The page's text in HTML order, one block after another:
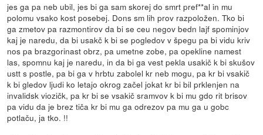
jes ga pa neb ubil, jes bi ga sam skorej do smrt pref**al in mu
polomu vsako kost posebej. Dons sm lih prov razpoložen. Tko bi
ga zmetov pa razmontirov da bi se ceu negov bedn lajf spominjov
kaj je naredu, da bi usakč k bi se pogledov v špegu pa bi vidu kriv
nos pa brazgorinast obrz, pa umetne zobe, pa opekline namest
las, spomnu kaj je naredu, in da bi ga vest pekla usakič k bi skušov
ustt s postle, pa bi ga v hrbtu zabolel kr neb mogu, pa kr bi vsakič
k bi gledov ljudi ko letajo okrog začel jokat kr bi bil prklenjen na
invalidsk viozičk, pa kr bi se vsakič sramvov k bi mu gdo rit brisov
pa vidu da je brez tiča kr bi mu ga odrezov pa mu ga u gobc
potlaču, ja tko. !!